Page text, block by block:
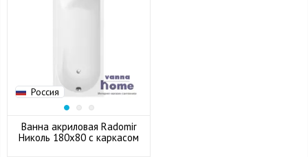
Россия
Ванна акриловая Radomir
Николь 180x80 с каркасом